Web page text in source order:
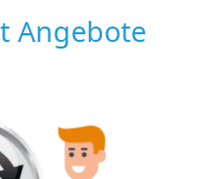
Angebote